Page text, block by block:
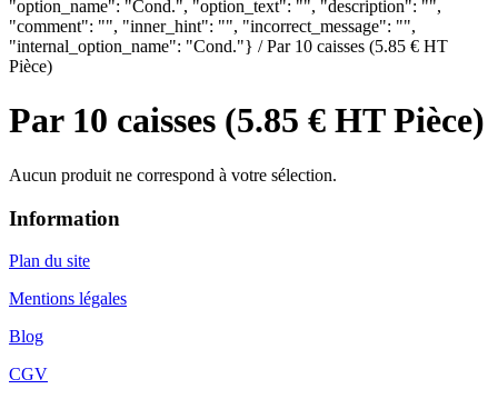
"option_name": "Cond.", "option_text": "", "description": "",
"comment": "", "inner_hint": "", "incorrect_message": "",
"internal_option_name": "Cond."} / Par 10 caisses (5.85 € HT
Pièce)
Par 10 caisses (5.85 € HT Pièce)
Aucun produit ne correspond à votre sélection.
Information
Plan du site
Mentions légales
Blog
CGV